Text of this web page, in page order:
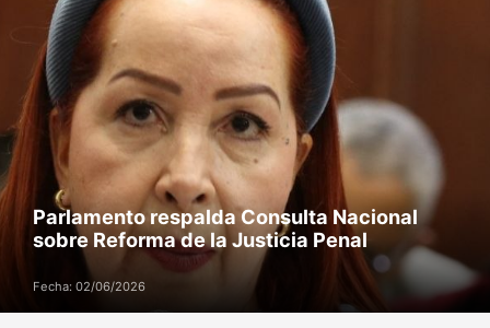
Parlamento respalda Consulta Nacional
sobre Reforma de la Justicia Penal
Fecha: 02/06/2026